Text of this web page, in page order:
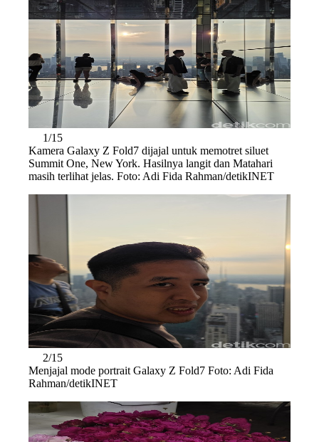
1/15
Kamera Galaxy Z Fold7 dijajal untuk memotret siluet
Summit One, New York. Hasilnya langit dan Matahari
masih terlihat jelas. Foto: Adi Fida Rahman/detikINET
2/15
Menjajal mode portrait Galaxy Z Fold7 Foto: Adi Fida
Rahman/detikINET